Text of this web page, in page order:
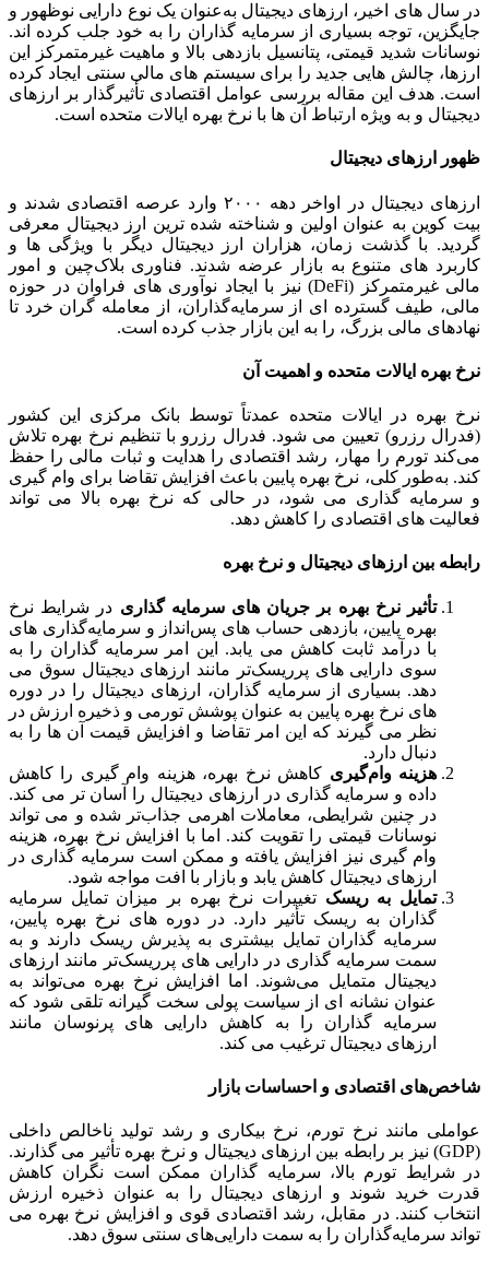
در سال‌ های اخیر، ارزهای دیجیتال به‌عنوان یک نوع دارایی نوظهور و
جایگزین، توجه بسیاری از سرمایه‌ گذاران را به خود جلب کرده ‌اند.
نوسانات شدید قیمتی، پتانسیل بازدهی بالا و ماهیت غیرمتمرکز این
ارزها، چالش ‌هایی جدید را برای سیستم‌ های مالی سنتی ایجاد کرده
است. هدف این مقاله بررسی عوامل اقتصادی تأثیرگذار بر ارزهای
دیجیتال و به ‌ویژه ارتباط آن ‌ها با نرخ بهره ایالات متحده است.
ظهور ارزهای دیجیتال
ارزهای دیجیتال در اواخر دهه ۲۰۰۰ وارد عرصه اقتصادی شدند و
بیت ‌کوین به ‌عنوان اولین و شناخته ‌شده‌ ترین ارز دیجیتال معرفی
گردید. با گذشت زمان، هزاران ارز دیجیتال دیگر با ویژگی‌ ها و
کاربرد های متنوع به بازار عرضه شدند. فناوری بلاک‌چین و امور
مالی غیرمتمرکز (DeFi) نیز با ایجاد نوآوری ‌های فراوان در حوزه
مالی، طیف گسترده‌ ای از سرمایه‌گذاران، از معامله‌ گران خرد تا
نهادهای مالی بزرگ، را به این بازار جذب کرده است.
نرخ بهره ایالات متحده و اهمیت آن
نرخ بهره در ایالات متحده عمدتاً توسط بانک مرکزی این کشور
(فدرال رزرو) تعیین می‌ شود. فدرال رزرو با تنظیم نرخ بهره تلاش
می‌کند تورم را مهار، رشد اقتصادی را هدایت و ثبات مالی را حفظ
کند. به‌طور کلی، نرخ بهره پایین باعث افزایش تقاضا برای وام‌ گیری
و سرمایه‌ گذاری می ‌شود، در حالی که نرخ بهره بالا می‌ تواند
فعالیت‌ های اقتصادی را کاهش دهد.
رابطه بین ارزهای دیجیتال و نرخ بهره
تأثیر نرخ بهره بر جریان ‌های سرمایه ‌گذاری در شرایط نرخ
بهره پایین، بازدهی حساب ‌های پس‌انداز و سرمایه‌گذاری ‌های
با درآمد ثابت کاهش می ‌یابد. این امر سرمایه‌ گذاران را به
سوی دارایی ‌های پرریسک‌تر مانند ارزهای دیجیتال سوق می
‌دهد. بسیاری از سرمایه‌ گذاران، ارزهای دیجیتال را در دوره
‌های نرخ بهره پایین به ‌عنوان پوشش تورمی و ذخیره ارزش در
نظر می‌ گیرند که این امر تقاضا و افزایش قیمت آن ‌ها را به
دنبال دارد.
هزینه وام‌گیری کاهش نرخ بهره، هزینه وام ‌گیری را کاهش
داده و سرمایه ‌گذاری در ارزهای دیجیتال را آسان ‌تر می‌ کند.
در چنین شرایطی، معاملات اهرمی جذاب‌تر شده و می ‌تواند
نوسانات قیمتی را تقویت کند. اما با افزایش نرخ بهره، هزینه
وام‌ گیری نیز افزایش یافته و ممکن است سرمایه‌ گذاری در
ارزهای دیجیتال کاهش یابد و بازار با افت مواجه شود.
تمایل به ریسک تغییرات نرخ بهره بر میزان تمایل سرمایه‌
گذاران به ریسک تأثیر دارد. در دوره ‌های نرخ بهره پایین،
سرمایه‌ گذاران تمایل بیشتری به پذیرش ریسک دارند و به
سمت سرمایه ‌گذاری در دارایی ‌های پرریسک‌تر مانند ارزهای
دیجیتال متمایل می‌شوند. اما افزایش نرخ بهره می‌تواند به
عنوان نشانه ‌ای از سیاست پولی سخت ‌گیرانه تلقی شود که
سرمایه‌ گذاران را به کاهش دارایی‌ های پرنوسان مانند
ارزهای دیجیتال ترغیب می ‌کند.
شاخص‌های اقتصادی و احساسات بازار
عواملی مانند نرخ تورم، نرخ بیکاری و رشد تولید ناخالص داخلی
(GDP) نیز بر رابطه بین ارزهای دیجیتال و نرخ بهره تأثیر می‌ گذارند.
در شرایط تورم بالا، سرمایه‌ گذاران ممکن است نگران کاهش
قدرت خرید شوند و ارزهای دیجیتال را به ‌عنوان ذخیره ارزش
انتخاب کنند. در مقابل، رشد اقتصادی قوی و افزایش نرخ بهره می‌
تواند سرمایه‌گذاران را به سمت دارایی‌های سنتی سوق دهد.